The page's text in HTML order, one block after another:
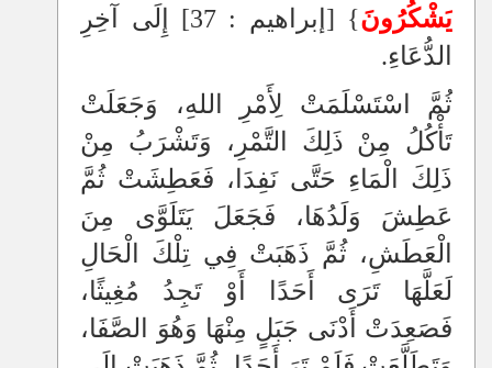
يَشْكُرُونَ
} [إبراهيم : 37] إِلَى آخِرِ
الدُّعَاءِ.
ثُمَّ اسْتَسْلَمَتْ لِأَمْرِ اللهِ، وَجَعَلَتْ
تَأْكُلُ مِنْ ذَلِكَ التَّمْرِ، وَتَشْرَبُ مِنْ
ذَلِكَ الْمَاءِ حَتَّى نَفِدَا، فَعَطِشَتْ ثُمَّ
عَطِشَ وَلَدُهَا، فَجَعَلَ يَتَلَوَّى مِنَ
الْعَطَشِ، ثُمَّ ذَهَبَتْ فِي تِلْكَ الْحَالِ
لَعَلَّهَا تَرَى أَحَدًا أَوْ تَجِدُ مُغِيثًا،
فَصَعِدَتْ أَدْنَى جَبَلٍ مِنْهَا وَهُوَ الصَّفَا،